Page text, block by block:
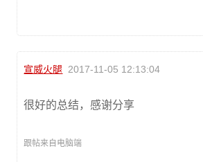
宣威火腿 2017-11-05 12:13:04
很好的总结，感谢分享
跟帖来自电脑端